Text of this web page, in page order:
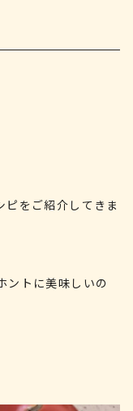
をご紹介してきま
ントに美味しいの